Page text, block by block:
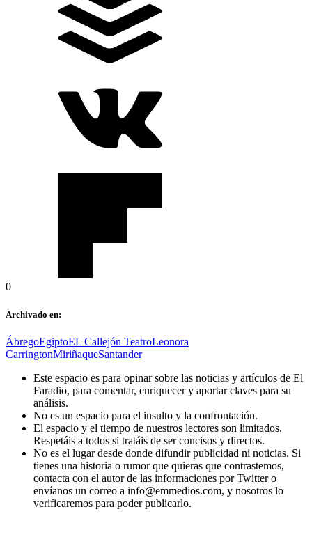
0
Archivado en:
ÁbregoEgiptoEL Callejón TeatroLeonora
CarringtonMiriñaqueSantander
Este espacio es para opinar sobre las noticias y artículos de El
Faradio, para comentar, enriquecer y aportar claves para su
análisis.
No es un espacio para el insulto y la confrontación.
El espacio y el tiempo de nuestros lectores son limitados.
Respetáis a todos si tratáis de ser concisos y directos.
No es el lugar desde donde difundir publicidad ni noticias. Si
tienes una historia o rumor que quieras que contrastemos,
contacta con el autor de las informaciones por Twitter o
envíanos un correo a info@emmedios.com, y nosotros lo
verificaremos para poder publicarlo.